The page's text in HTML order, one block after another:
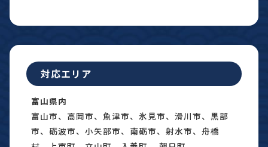
対応エリア
富山県内
富山市、高岡市、魚津市、氷見市、滑川市、黒部
市、砺波市、小矢部市、南砺市、射水市、舟橋